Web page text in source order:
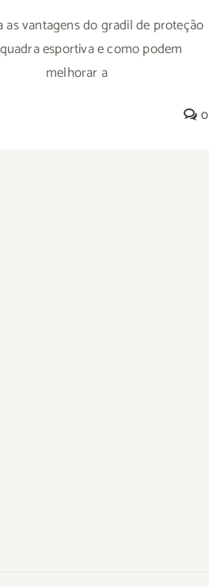
as vantagens do gradil de proteção
esportiva e como podem
melhorar a
0